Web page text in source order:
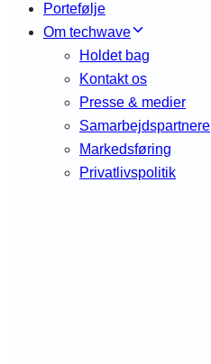
Portefølje
Om techwave
Holdet bag
Kontakt os
Presse & medier
Samarbejdspartnere
Markedsføring
Privatlivspolitik